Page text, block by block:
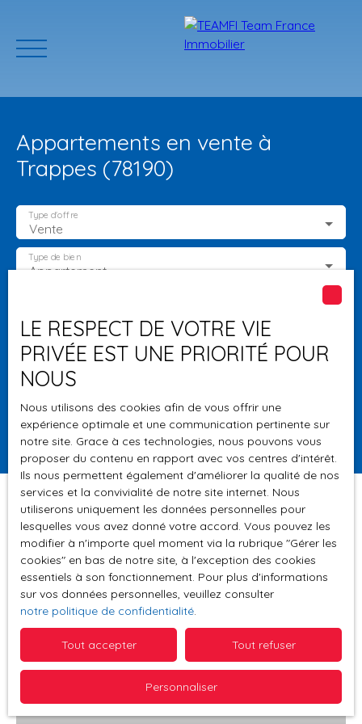
ACCUEIL PROGRAMMES
Estimation
Appartements en vente à
Trappes (78190)
Vente
Type d'offre
Appartement
Type de bien
Budget max (€)
Surface min (m²)
Rechercher
Pertinence
Trier par Créer une alerte
LE RESPECT DE VOTRE VIE
PRIVÉE EST UNE PRIORITÉ POUR
NOUS
Nous utilisons des cookies afin de vous offrir une
expérience optimale et une communication pertinente sur
notre site. Grace à ces technologies, nous pouvons vous
proposer du contenu en rapport avec vos centres d'intérêt.
Ils nous permettent également d'améliorer la qualité de nos
services et la convivialité de notre site internet. Nous
utiliserons uniquement les données personnelles pour
lesquelles vous avez donné votre accord. Vous pouvez les
modifier à n'importe quel moment via la rubrique ″Gérer les
cookies″ en bas de notre site, à l'exception des cookies
essentiels à son fonctionnement. Pour plus d'informations
sur vos données personnelles, veuillez consulter
notre politique de confidentialité.
Tout accepter Tout refuser
Personnaliser